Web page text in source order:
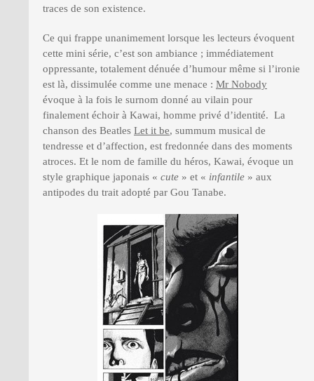
traces de son existence.
Ce qui frappe unanimement lorsque les lecteurs évoquent
cette mini série, c’est son ambiance ; immédiatement
oppressante, totalement dénuée d’humour même si l’ironie
est là, dissimulée comme une menace : Mr Nobody
évoque à la fois le surnom donné au vilain pour
finalement échoir à Kawai, homme privé d’identité. La
chanson des Beatles Let it be, summum musical de
tendresse et d’affection, est fredonnée dans des moments
atroces. Et le nom de famille du héros, Kawai, évoque un
style graphique japonais « cute » et « infantile » aux
antipodes du trait adopté par Gou Tanabe.